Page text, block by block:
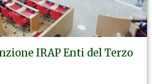
IRAP Enti del Terzo